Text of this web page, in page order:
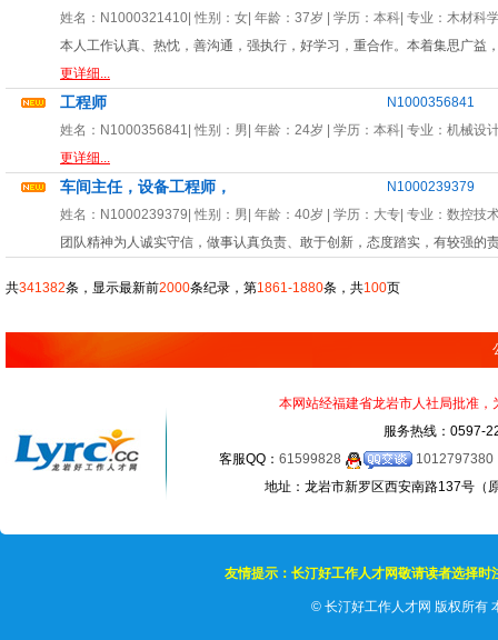
姓名： N1000321410 | 性别： 女 | 年龄： 37岁 | 学历：本科| 专业： 木材科
本人工作认真、热忱，善沟通，强执行，好学习，重合作。本着集思广
更详细...
工程师
N1000356841
姓名： N1000356841 | 性别： 男 | 年龄： 24岁 | 学历：本科| 专业： 机械设
更详细...
车间主任，设备工程师，
N1000239379
姓名： N1000239379 | 性别： 男 | 年龄： 40岁 | 学历：大专| 专业： 数控技
团队精神为人诚实守信，做事认真负责、敢于创新，态度踏实，有较强的
共341382条，显示最新前2000条纪录，第1861-1880条，共100页
本网站经福建省龙岩市人社局批准
服务热线：0597-
客服QQ： 61599828
1012797380
地址：龙岩市新罗区西安南路137号（
友情提示：长汀好工作人才网敬请读者选择
© 长汀好工作人才网 版权所有